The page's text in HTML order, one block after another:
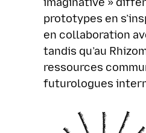
prototypes en
en collaboration
tandis qu’au
ressources
futurologues